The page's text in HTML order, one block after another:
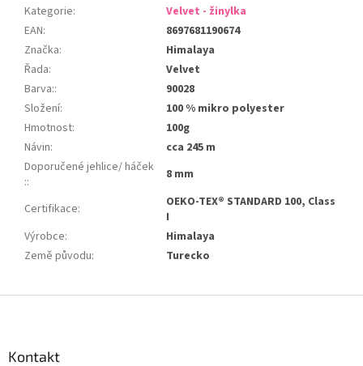
Kategorie:
Velvet - žinylka
EAN:
8697681190674
Značka:
Himalaya
Řada:
Velvet
Barva::
90028
Složení:
100 % mikro polyester
Hmotnost:
100g
Návin:
cca 245 m
Doporučené jehlice/ háček
:: 8 mm
Certifikace:
OEKO-TEX® STANDARD 100, Class
I
Výrobce:
Himalaya
Země původu: Turecko
Kontakt